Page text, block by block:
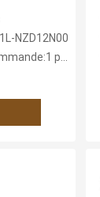
NZD12N00
pièce